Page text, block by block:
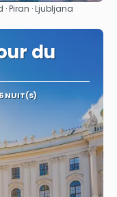
Piran · Ljubljana
du
6 NUIT(S)